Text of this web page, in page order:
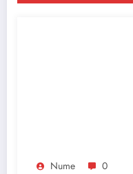
Nume 0